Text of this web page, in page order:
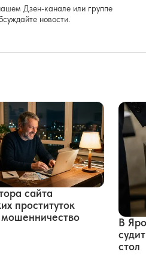
Дзен-канале или группе
новости.
сайта
проституток
мошенничество
В
стол